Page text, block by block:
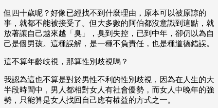
但四十歲呢？好像已經找不到什麼理由，原本可以被原諒的
事，就都不能被接受了。但大多數的阿伯都沒意識到這點，就
放著讓自己越來越「臭」，臭到失控，已到中年，卻仍以為自
己是個男孩。這種誤解，是一種不負責任，也是種道德錯誤。
這不算年齡歧視，那算性別歧視嗎？
我認為這也不算是對於男性不利的性別歧視，因為在人生的大
半段時間中，男人都相對女人有社會優勢，而女人中晚年的強
勢，只能算是女人找回自己應有權益的方式之一。